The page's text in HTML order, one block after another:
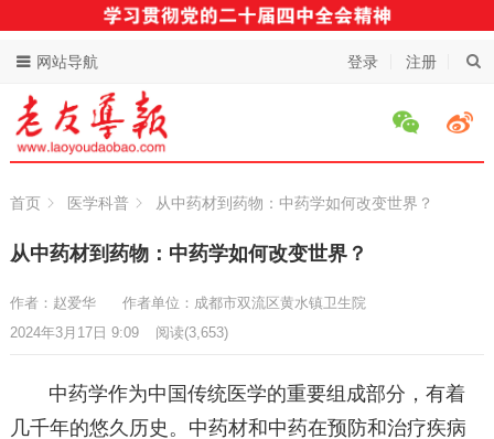
登录 注册
网站导航
首页 医学科普 从中药材到药物：中药学如何改变世界？
从中药材到药物：中药学如何改变世界？
作者：赵爱华
作者单位：成都市双流区黄水镇卫生院
2024年3月17日 9:09
阅读(3,653)
中药学作为中国传统医学的重要组成部分，有着
几千年的悠久历史。中药材和中药在预防和治疗疾病